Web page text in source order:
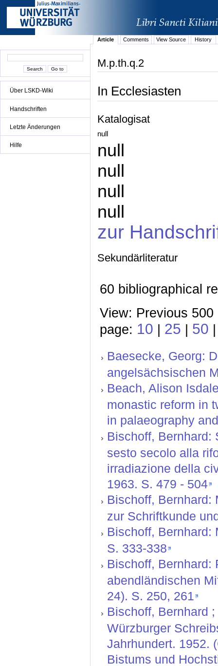
Über LSKD-Wiki
Handschriften
Letzte Änderungen
Hilfe
Article Comments View Source History
M.p.th.q.2
In Ecclesiasten
Katalogisat
null
null
null
null
null
zur
Sekundärliteratur
60 bibliographical
View: Previous
page: 10 | 25 | 50
Baesecke, Georg:
angelsächsischen
Beach, Alison
monastic reform in
in palaeography
Bischoff, Bernhard:
sesto secolo alla
irradiazione della
1963. S. 479 - 504
Bischoff, Bernhard:
zur Schriftkunde
Bischoff, Bernhard:
S. 333-338
Bischoff, Bernhard:
abendländischen
24). S. 250, 261
Bischoff, Bernhard
Würzburger
Jahrhundert. 1952.
Bistums und